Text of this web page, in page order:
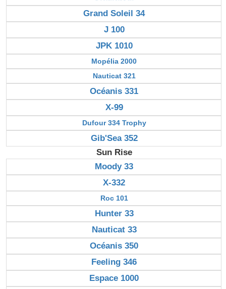
Grand Soleil 34
J 100
JPK 1010
Mopélia 2000
Nauticat 321
Océanis 331
X-99
Dufour 334 Trophy
Gib'Sea 352
Sun Rise
Moody 33
X-332
Roc 101
Hunter 33
Nauticat 33
Océanis 350
Feeling 346
Espace 1000